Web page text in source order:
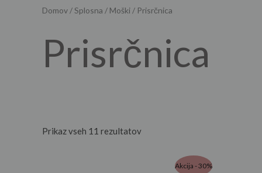
Domov /Splosna / Moški / Prisrčnica
Prisrčnica
Prikaz vseh 11 rezultatov
Akcija - 30%